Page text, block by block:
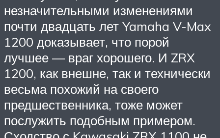
незначительными изменениями
почти двадцать лет Yamaha V-Max
1200 доказывает, что порой
лучшее — враг хорошего. И ZRX
1200, как внешне, так и технически
весьма похожий на своего
предшественника, тоже может
послужить подобным примером.